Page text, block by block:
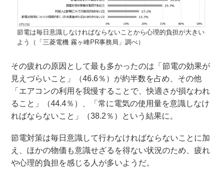
節電は毎日意識しなければならないことから心理的負担が大きい
よう（「三菱電機 霧ヶ峰PR事務局」調べ）
その疲れの原因として最も多かったのは「節電の効果が
見えづらいこと」（46.6％）が約半数を占め、その他
「エアコンの利用を我慢することで、快適さが損なわれ
ること」（44.4％）、「常に電気の使用量を意識しなけ
ればならないこと」（38.2％）という結果に。
節電対策は毎日意識して行わなければならないことに加
え、ほかの物価も意識せざるを得ない状況のため、疲れ
や心理的負担を感じる人が多いようだ。